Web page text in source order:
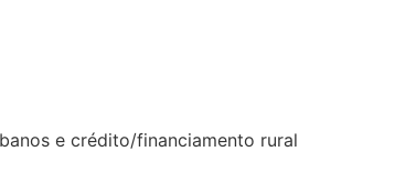
e crédito/financiamento rural